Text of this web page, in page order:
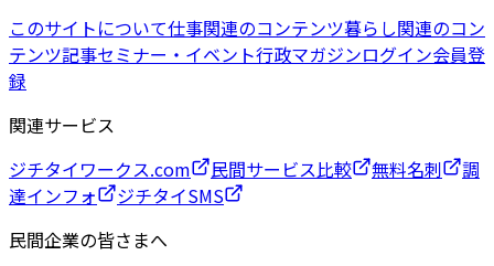
このサイトについて仕事関連のコンテンツ暮らし関連のコン
テンツ記事セミナー・イベント行政マガジンログイン会員登
録
関連サービス
ジチタイワークス.com
民間サービス比較 無料名刺
調
達インフォ
ジチタイSMS
民間企業の皆さまへ